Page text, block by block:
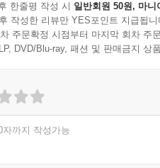
한줄평 작성 시 일반회원 50원, 마니
작성한 리뷰만 YES포인트 지급됩니
주문확정 시점부터 마지막 회차 주
DVD/Blu-ray, 패션 및 판매금지 상
자까지 작성가능